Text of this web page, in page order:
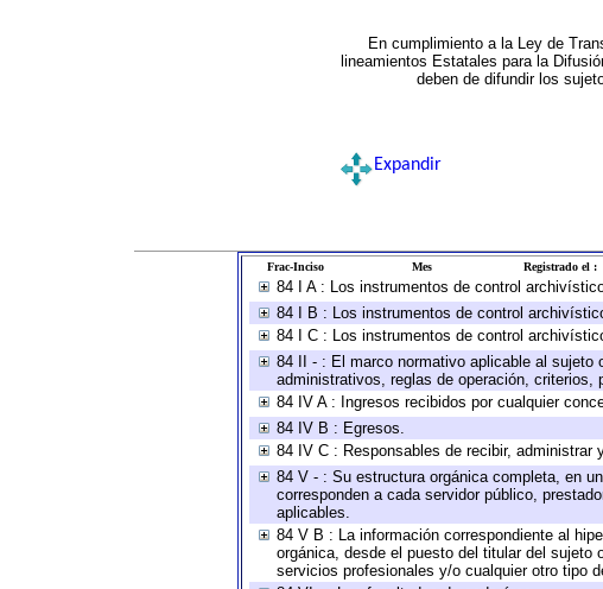
En cumplimiento a la Ley de
lineamientos Estatales para la
deben de difundir los
Expandir
Frac-Inciso Mes Registrado el :
84 I A : Los instrumentos de control
84 I B : Los instrumentos de control
84 I C : Los instrumentos de control
84 II - : El marco normativo aplicable al sujeto
administrativos, reglas de operación, criterios,
84 IV A : Ingresos recibidos por cualquier
84 IV B : Egresos.
84 IV C : Responsables de recibir, administrar
84 V - : Su estructura orgánica completa, en
corresponden a cada servidor público,
aplicables.
84 V B : La información correspondiente al
orgánica, desde el puesto del titular del sujeto
servicios profesionales y/o cualquier otro tipo